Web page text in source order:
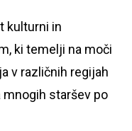
kulturni in
ki temelji na moči
v različnih regijah
staršev po